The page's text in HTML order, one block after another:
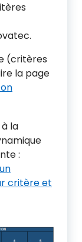
(critères
la page
la
:
critère et